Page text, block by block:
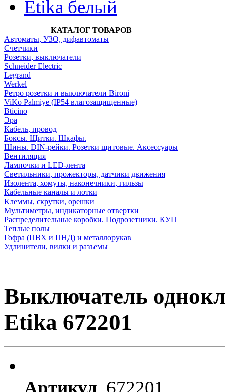
Etika белый
КАТАЛОГ ТОВАРОВ
Автоматы, УЗО, дифавтоматы
Счетчики
Розетки, выключатели
Schneider Electric
Legrand
Werkel
Ретро розетки и выключатели Bironi
ViKo Palmiye (IP54 влагозащищенные)
Bticino
Эра
Кабель, провод
Боксы. Щитки. Шкафы.
Шины. DIN-рейки. Розетки щитовые. Аксессуары
Вентиляция
Лампочки и LED-лента
Светильники, прожекторы, датчики движения
Изолента, хомуты, наконечники, гильзы
Кабельные каналы и лотки
Клеммы, скрутки, орешки
Мультиметры, индикаторные отвертки
Распределительные коробки. Подрозетники. КУП
Теплые полы
Гофра (ПВХ и ПНД) и металлорукав
Удлинители, вилки и разъемы
Выключатель
Etika 672201
Артикул 672201